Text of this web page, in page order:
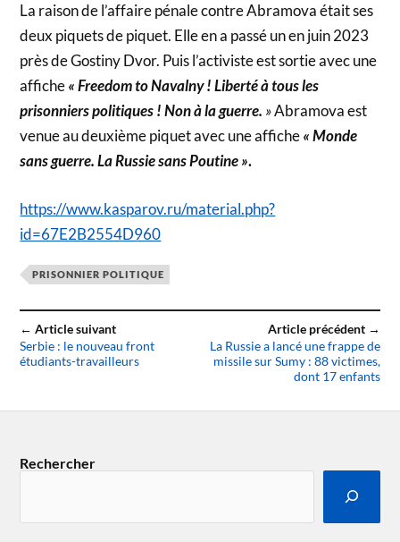
La raison de l’affaire pénale contre Abramova était ses
deux piquets de piquet. Elle en a passé un en juin 2023
près de Gostiny Dvor. Puis l’activiste est sortie avec une
affiche« Freedom to Navalny ! Liberté à tous les
prisonniers politiques ! Non à la guerre. »Abramova est
venue au deuxième piquet avec une affiche« Monde
sans guerre. La Russie sans Poutine ».
https://www.kasparov.ru/material.php?
id=67E2B2554D960
PRISONNIER POLITIQUE
← Article suivant
Serbie : le nouveau front
étudiants-travailleurs
Article précédent →
La Russie a lancé une frappe de
missile sur Sumy : 88 victimes,
dont 17 enfants
Rechercher